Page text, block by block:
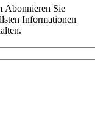
Abonnieren Sie
Informationen